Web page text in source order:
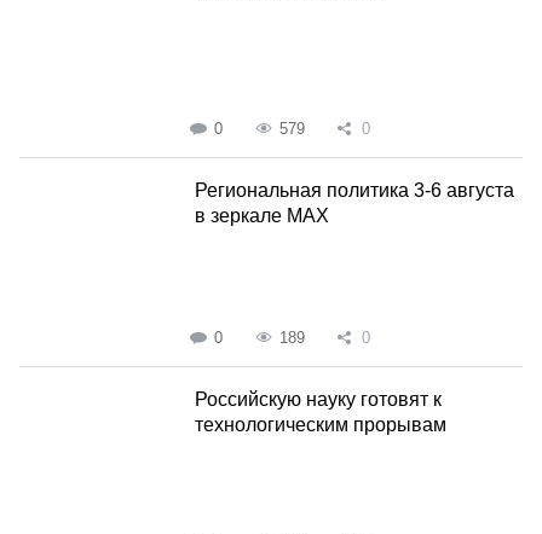
0 579 0
Региональная политика 3-6 августа
в зеркале MAX
0 189 0
Российскую науку готовят к
технологическим прорывам